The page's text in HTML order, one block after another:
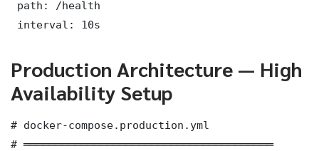
path: /health
interval: 10s
Production Architecture — High
Availability Setup
# docker-compose.production.yml
# ═══════════════════════════════════════